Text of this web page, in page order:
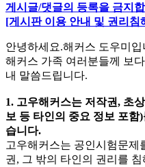
게시글/댓글의 등록을 금지
[게시판 이용 안내 및 권리침
안녕하세요.해커스 도우미입
해커스 가족 여러분들께 보
내 말씀드립니다.
1. 고우해커스는 저작권, 초
보 등 타인의 중요 정보 포
습니다.
고우해커스는 공인시험문제
권, 그 밖의 타인의 권리를